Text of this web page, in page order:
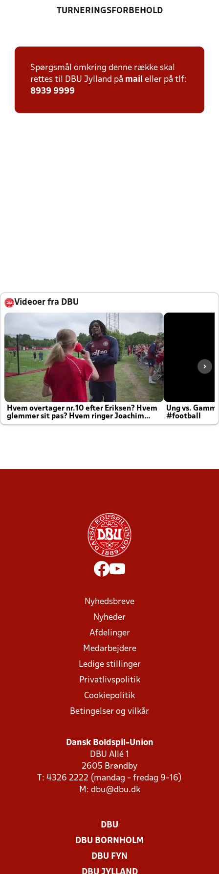
TURNERINGSFORBEHOLD
Spørgsmål omkring denne række skal
rettes til DBU Jylland på mail eller på tlf:
8939 9999
Videoer fra DBU
Hvem overtager nr.10 efter Eriksen? Hvem
glemmer sit pas? Hvem ringer Joachim
altid til efter kampe?
Ung vs.
#football
Nyhedsbreve
Nyheder
Afdelinger
Medarbejdere
Ledige stillinger
Privatlivspolitik
Cookiepolitik
Betingelser og vilkår
Dansk Boldspil-Union
DBU Allé 1
2605 Brøndby
T: 4326 2222 (mandag - fredag 9-16)
M: dbu@dbu.dk
DBU
DBU BORNHOLM
DBU FYN